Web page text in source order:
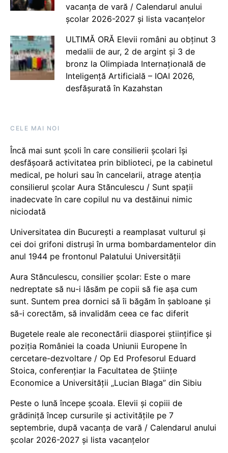
vacanța de vară / Calendarul anului
școlar 2026-2027 și lista vacanțelor
ULTIMĂ ORĂ Elevii români au obținut 3
medalii de aur, 2 de argint și 3 de
bronz la Olimpiada Internațională de
Inteligență Artificială – IOAI 2026,
desfășurată în Kazahstan
CELE MAI NOI
Încă mai sunt școli în care consilierii școlari își
desfășoară activitatea prin biblioteci, pe la cabinetul
medical, pe holuri sau în cancelarii, atrage atenția
consilierul școlar Aura Stănculescu / Sunt spații
inadecvate în care copilul nu va destăinui nimic
niciodată
Universitatea din București a reamplasat vulturul și
cei doi grifoni distruși în urma bombardamentelor din
anul 1944 pe frontonul Palatului Universității
Aura Stănculescu, consilier școlar: Este o mare
nedreptate să nu-i lăsăm pe copii să fie așa cum
sunt. Suntem prea dornici să îi băgăm în șabloane și
să-i corectăm, să invalidăm ceea ce fac diferit
Bugetele reale ale reconectării diasporei științifice și
poziția României la coada Uniunii Europene în
cercetare-dezvoltare / Op Ed Profesorul Eduard
Stoica, conferențiar la Facultatea de Științe
Economice a Universității „Lucian Blaga” din Sibiu
Peste o lună începe școala. Elevii și copiii de
grădiniță încep cursurile și activitățile pe 7
septembrie, după vacanța de vară / Calendarul anului
școlar 2026-2027 și lista vacanțelor